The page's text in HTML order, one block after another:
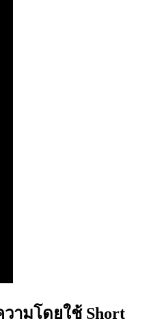
วามโดยใช้ Short